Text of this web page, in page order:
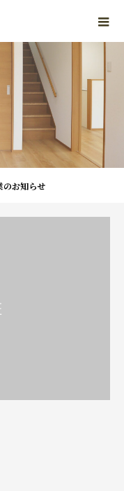
のお知らせ